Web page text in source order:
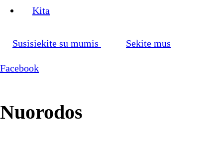
Kita
Susisiekite su mumis Sekite mus
Facebook
Nuorodos